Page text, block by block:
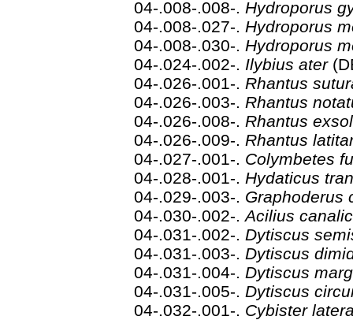
04-.008-.008-. Hydroporus
04-.008-.027-. Hydroporus
04-.008-.030-. Hydroporus
04-.024-.002-. Ilybius ater
04-.026-.001-. Rhantus
04-.026-.003-. Rhantus
04-.026-.008-. Rhantus
04-.026-.009-. Rhantus
04-.027-.001-. Colymbetes
04-.028-.001-. Hydaticus
04-.029-.003-. Graphoderus
04-.030-.002-.Acilius
04-.031-.002-. Dytiscus
04-.031-.003-. Dytiscus
04-.031-.004-. Dytiscus
04-.031-.005-. Dytiscus
04-.032-.001-. Cybister